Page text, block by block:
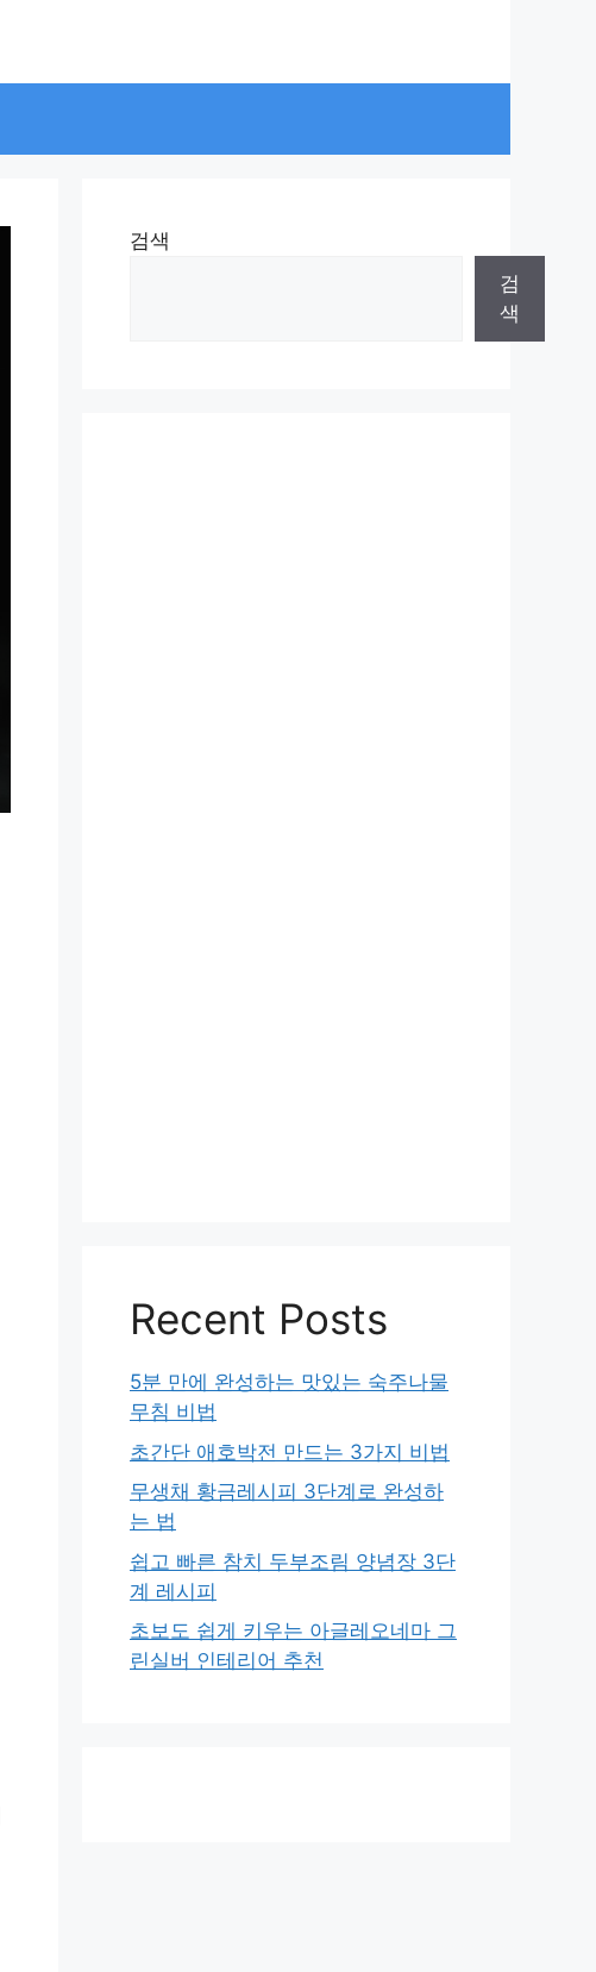
검색
검
색
Recent Posts
5분 만에 완성하는 맛있는 숙주나물
무침 비법
초간단 애호박전 만드는 3가지 비법
무생채 황금레시피 3단계로 완성하
는 법
쉽고 빠른 참치 두부조림 양념장 3단
계 레시피
초보도 쉽게 키우는 아글레오네마 그
린실버 인테리어 추천